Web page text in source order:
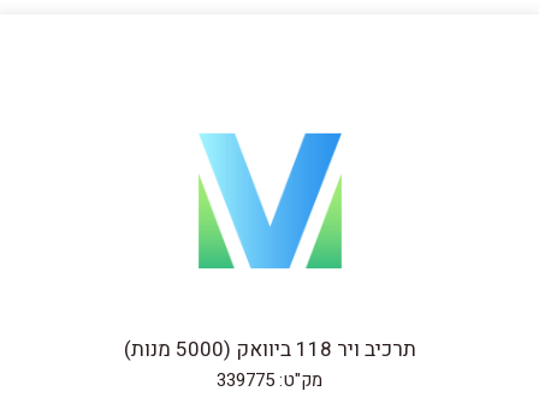
תרכיב ויר 118 ביוואק (5000 מנות)
מק"ט: 339775